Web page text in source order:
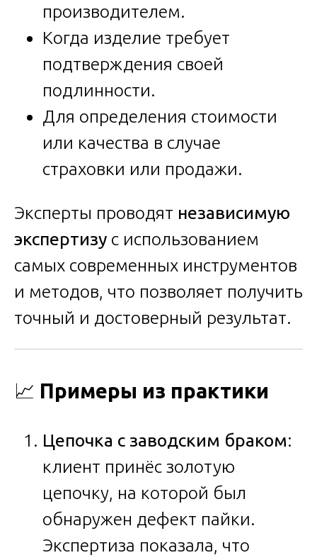
производителем.
Когда изделие требует
подтверждения своей
подлинности.
Для определения стоимости
или качества в случае
страховки или продажи.
Эксперты проводят независимую
экспертизу с использованием
самых современных инструментов
и методов, что позволяет получить
точный и достоверный результат.
📈 Примеры из практики
Цепочка с заводским браком:
клиент принёс золотую
цепочку, на которой был
обнаружен дефект пайки.
Экспертиза показала, что